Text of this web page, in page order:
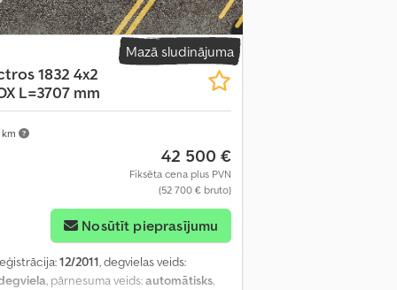
Mazā sludinājuma
1832 4x2
L=3707 mm
42 500 €
Fiksēta cena plus PVN
(52 700 € bruto)
Nosūtīt pieprasījumu
12/2011, degvielas veids:
, pārnesuma veids:automātisks,